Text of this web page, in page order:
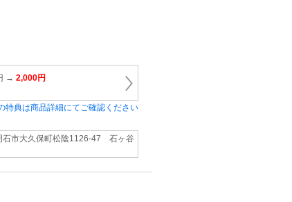
→ 2,000円
特典は商品詳細にてご確認ください
石市大久保町松陰1126‐47 石ヶ谷